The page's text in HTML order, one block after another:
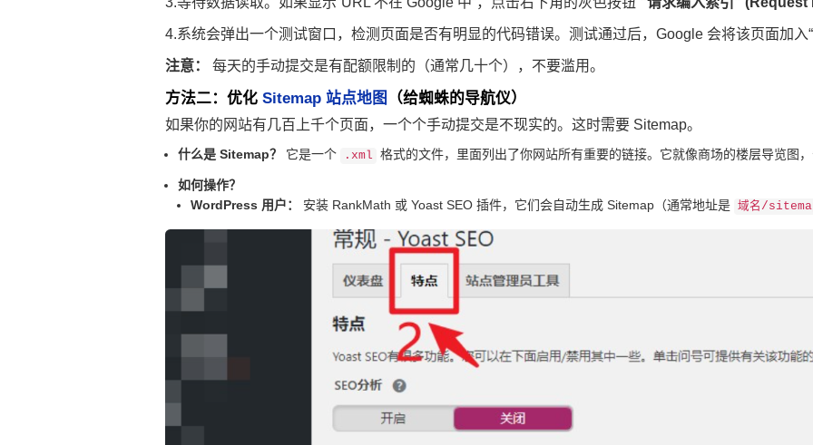
4.系统会弹出一个测试窗口，检测页面是否有明显的代码错误。测试通过后，Google 会将该页面加入“
注意： 每天的手动提交是有配额限制的（通常几十个），不要滥用。
方法二：优化 Sitemap 站点地图 （给蜘蛛的导航仪）
如果你的网站有几百上千个页面，一个个手动提交是不现实的。这时需要 Sitemap。
什么是 Sitemap？ 它是一个 .xml 格式的文件，里面列出了你网站所有重要的链接。它就像商场的楼层导览图
如何操作？
WordPress 用户：
安装 RankMath 或 Yoast SEO 插件，它们会自动生成 Sitemap（通常地址是 域名/